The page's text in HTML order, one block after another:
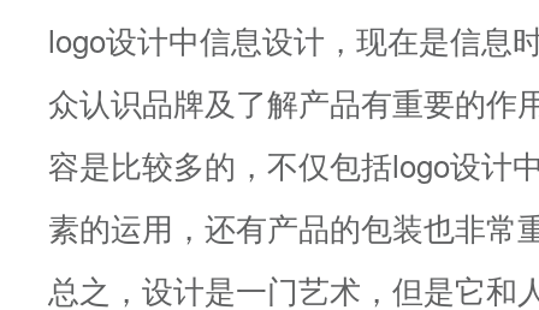
logo设计中信息设计，现在是信息
众认识品牌及了解产品有重要的作
容是比较多的，不仅包括logo设计
素的运用，还有产品的包装也非常
总之，设计是一门艺术，但是它和